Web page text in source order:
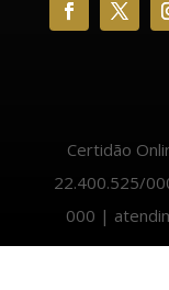
Certidão
22.400.525/
000 |